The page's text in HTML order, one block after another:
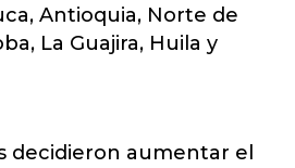
Antioquia, Norte de
La Guajira, Huila y
decidieron aumentar el